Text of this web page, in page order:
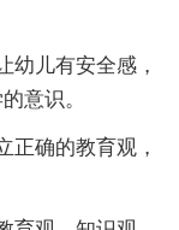
儿有安全感，
意识。
确的教育观，